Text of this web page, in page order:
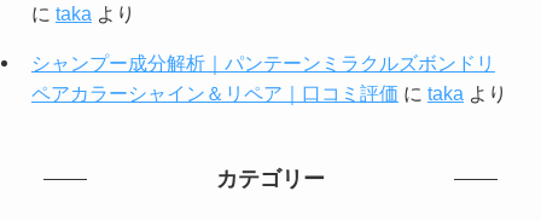
に taka より
シャンプー成分解析｜パンテーンミラクルズボンドリ
ペアカラーシャイン＆リペア｜口コミ評価 に taka より
カテゴリー